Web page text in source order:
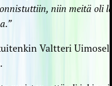
niin meitä oli
Valtteri